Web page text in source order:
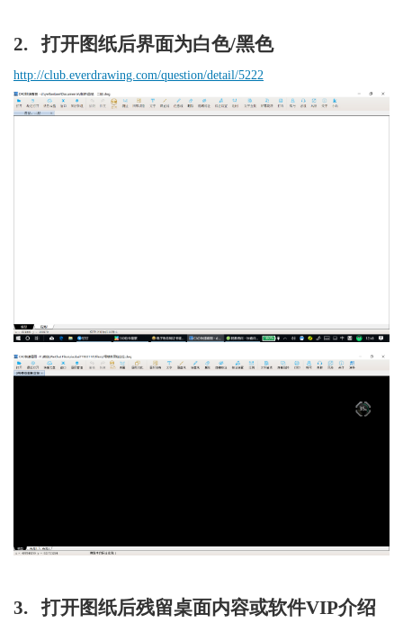
2.   打开图纸后界面为白色/黑色
http://club.everdrawing.com/question/detail/5222
3.   打开图纸后残留桌面内容或软件VIP介绍